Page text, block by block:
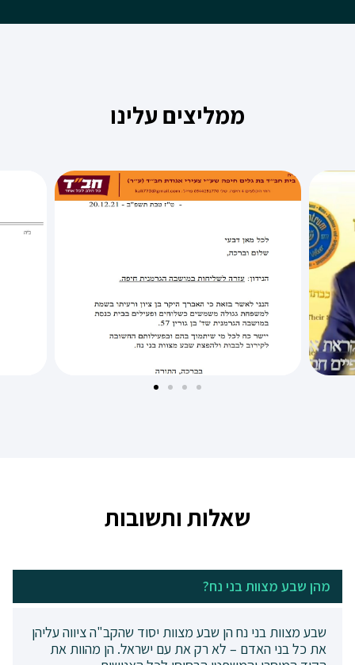
ממליצים עלינו
שאלות ותשובות
מהן שבע מצוות בני נח?
שבע מצוות בני נח הן שבע מצוות יסוד שהקב"ה ציווה עליהן
את כל בני האדם – לא רק את עם ישראל. הן מהוות את